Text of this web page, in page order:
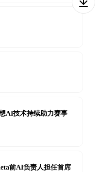
AI技术持续助力赛事
前AI负责人担任首席